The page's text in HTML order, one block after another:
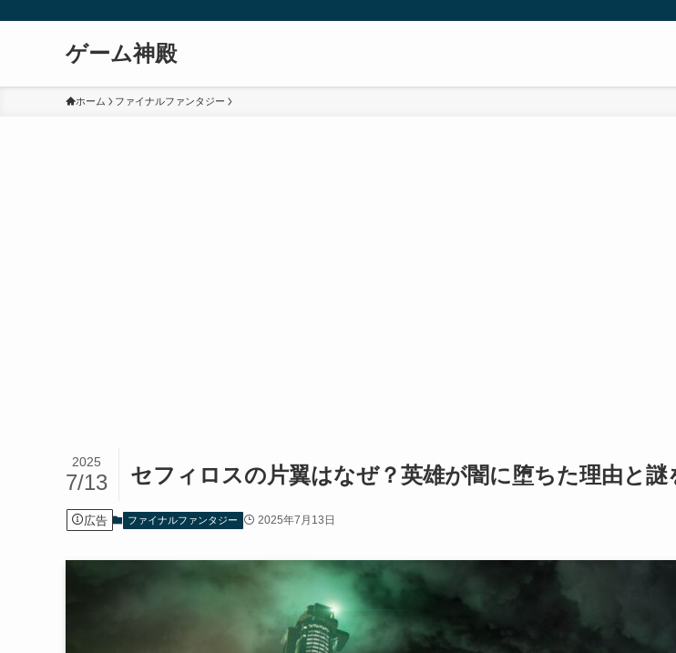
ゲーム神殿
ホーム ファイナルファンタジー
セフィロスの片翼はなぜ？英雄が闇に堕ちた理由と謎
2025
7/13
広告 ファイナルファンタジー 2025年7月13日